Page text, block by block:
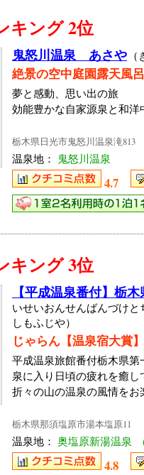
キング 2位
鬼怒川温泉 あさや
絶景の空中庭園露天風
夢と感動、思い出の旅
効能豊かな自家源泉と和
栃木県日光市鬼怒川温泉滝813
温泉地： 鬼怒川温泉
4.7
キング 3位
【平成温泉番付】栃
いせいおんせんばんづけ
しもふじや）
じゃらん【温泉宿大賞
平成温泉旅館番付栃木県
泉に入り日頃の疲れを癒
折々の山の温泉の風情をお
栃木県那須塩原市湯本塩原11
温泉地： 奥塩原新湯温泉
4.8